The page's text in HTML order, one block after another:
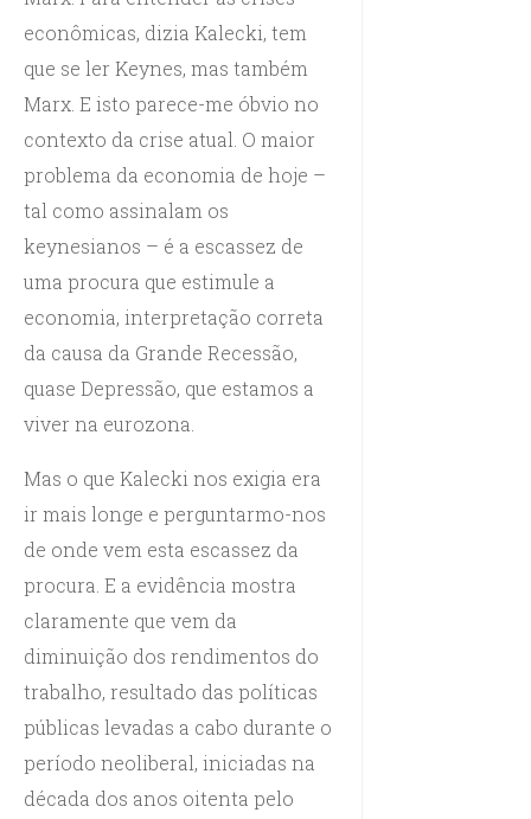
econômicas, dizia Kalecki, tem
que se ler Keynes, mas também
Marx. E isto parece-me óbvio no
contexto da crise atual. O maior
problema da economia de hoje –
tal como assinalam os
keynesianos – é a escassez de
uma procura que estimule a
economia, interpretação correta
da causa da Grande Recessão,
quase Depressão, que estamos a
viver na eurozona.
Mas o que Kalecki nos exigia era
ir mais longe e perguntarmo-nos
de onde vem esta escassez da
procura. E a evidência mostra
claramente que vem da
diminuição dos rendimentos do
trabalho, resultado das políticas
públicas levadas a cabo durante o
período neoliberal, iniciadas na
década dos anos oitenta pelo